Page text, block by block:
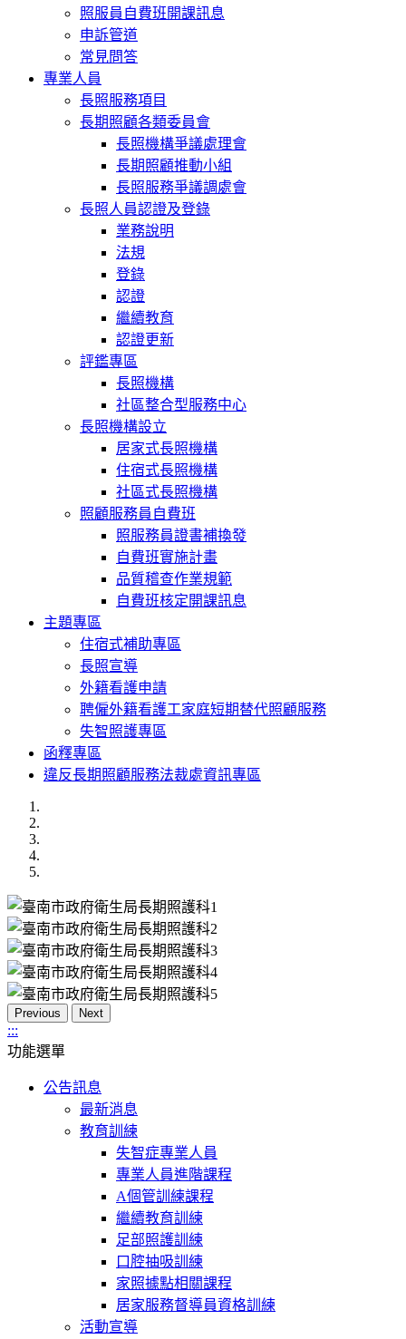
照服員自費班開課訊息
申訴管道
常見問答
專業人員
長照服務項目
長期照顧各類委員會
長照機構爭議處理會
長期照顧推動小組
長照服務爭議調處會
長照人員認證及登錄
業務說明
法規
登錄
認證
繼續教育
認證更新
評鑑專區
長照機構
社區整合型服務中心
長照機構設立
居家式長照機構
住宿式長照機構
社區式長照機構
照顧服務員自費班
照服務員證書補換發
自費班實施計畫
品質稽查作業規範
自費班核定開課訊息
主題專區
住宿式補助專區
長照宣導
外籍看護申請
聘僱外籍看護工家庭短期替代照顧服務
失智照護專區
函釋專區
違反長期照顧服務法裁處資訊專區
Previous Next
:::
功能選單
公告訊息
最新消息
教育訓練
失智症專業人員
專業人員進階課程
A個管訓練課程
繼續教育訓練
足部照護訓練
口腔抽吸訓練
家照據點相關課程
居家服務督導員資格訓練
活動宣導